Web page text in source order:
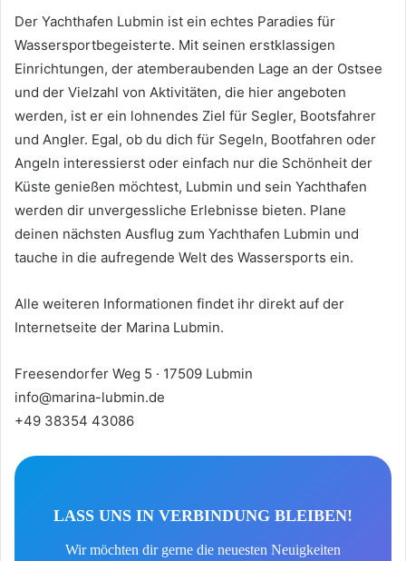
Der Yachthafen Lubmin ist ein echtes Paradies für
Wassersportbegeisterte. Mit seinen erstklassigen
Einrichtungen, der atemberaubenden Lage an der Ostsee
und der Vielzahl von Aktivitäten, die hier angeboten
werden, ist er ein lohnendes Ziel für Segler, Bootsfahrer
und Angler. Egal, ob du dich für Segeln, Bootfahren oder
Angeln interessierst oder einfach nur die Schönheit der
Küste genießen möchtest, Lubmin und sein Yachthafen
werden dir unvergessliche Erlebnisse bieten. Plane
deinen nächsten Ausflug zum Yachthafen Lubmin und
tauche in die aufregende Welt des Wassersports ein.
Alle weiteren Informationen findet ihr direkt auf der
Internetseite der Marina Lubmin.
Freesendorfer Weg 5 · 17509 Lubmin
info@marina-lubmin.de
+49 38354 43086
LASS UNS IN VERBINDUNG BLEIBEN!
Wir möchten dir gerne die neuesten Neuigkeiten